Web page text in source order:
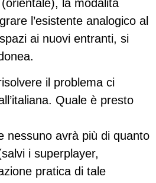
la modalità
l’esistente analogico al
ai nuovi entranti, si
il problema ci
Quale è presto
nessuno avrà più di quanto
i superplayer,
pratica di tale